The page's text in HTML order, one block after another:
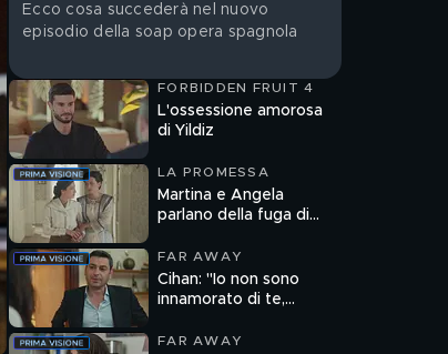
Ecco cosa succederà nel nuovo
episodio della soap opera spagnola
FORBIDDEN FRUIT 4
L'ossessione amorosa
di Yildiz
LA PROMESSA
Martina e Angela
parlano della fuga di
FAR AWAY
Cihan: "Io non sono
innamorato di te,
FAR AWAY